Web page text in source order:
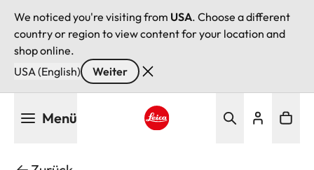
We noticed you're visiting from USA. Choose a different
country or region to view content for your location and
shop online.
USA (English)
Weiter
Menü